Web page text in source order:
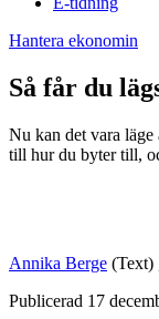
Hantera ekonomin
Så får du
Nu kan det vara
till hur du byter till,
Annika Berge (Text)
Publicerad 17